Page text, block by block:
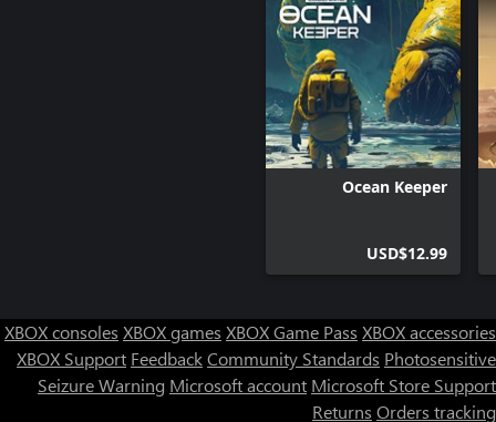
Ocean Keeper
USD$12.99
XBOX consoles XBOX games XBOX Game Pass XBOX accessories
XBOX Support FeedbackCommunity Standards Photosensitive
Seizure Warning Microsoft account Microsoft Store Support
Returns Orders tracking